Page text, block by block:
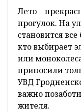
Лето –
прогулок. На
становится
кто выбирает
или
приносили
УВД
важно
жителя.